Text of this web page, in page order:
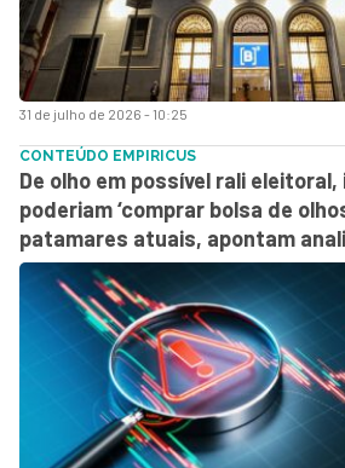
31 de julho de 2026 - 10:25
CONTEÚDO EMPIRICUS
De olho em possível rali
poderiam ‘comprar bolsa de
patamares atuais, apontam